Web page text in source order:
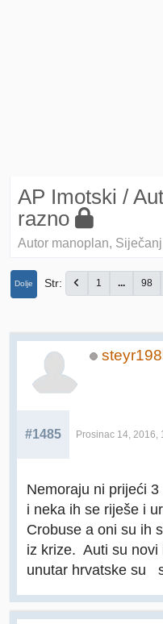
AP Imotski /
razno
Autor manoplan,
Dolje Str 1 ... 98
#1485 Prosinac 14, 2016,
Nemoraju ni prijeći
i neka ih se riješe i
Crobuse a oni su ih
iz krize. Auti su
unutar hrvatske su